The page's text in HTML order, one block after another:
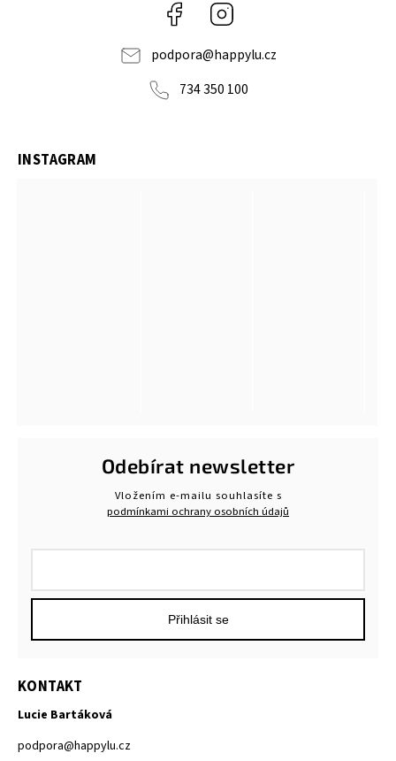
Facebook
podpora@happylu.cz
734 350 100
KONTAKT
Lucie Bartáková
podpora@happylu.cz
INSTAGRAM
Odebírat newsletter
Vložením e-mailu souhlasíte s
podmínkami ochrany osobních údajů
Přihlásit se